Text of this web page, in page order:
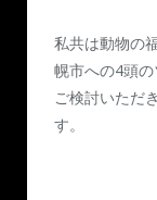
私共は動物の
幌市への4頭
ご検討いただ
す。